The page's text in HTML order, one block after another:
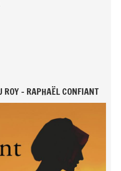
ROY - RAPHAËL CONFIANT